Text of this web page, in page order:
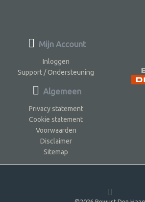
Mijn Account
Inloggen
Support / Ondersteuning
Algemeen
Privacy statement
Cookie statement
Voorwaarden
Disclaimer
Sitemap